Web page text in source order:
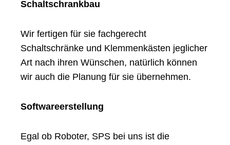
Schaltschrankbau
Wir fertigen für sie fachgerecht
Schaltschränke und Klemmenkästen jeglicher
Art nach ihren Wünschen, natürlich können
wir auch die Planung für sie übernehmen.
Softwareerstellung
Egal ob Roboter, SPS bei uns ist die